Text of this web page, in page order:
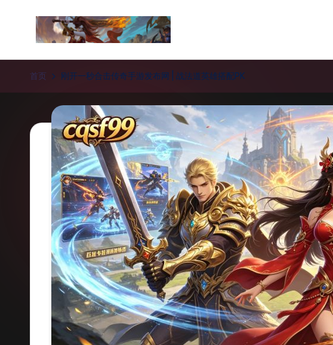
新
开
传
奇
私
服
传
奇
私
服
发
首页 刚开一秒合击传奇手游发布网 | 战法道英雄搭配PK